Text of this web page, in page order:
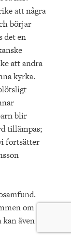
att några
börjar
det en
att andra
kyrka.
blir
tillämpas;
fortsätter
om
även